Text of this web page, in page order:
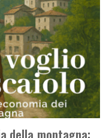
della montagna: